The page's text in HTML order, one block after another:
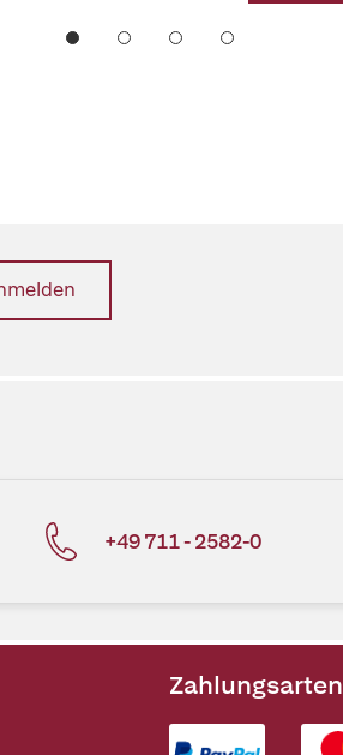
+49 711 - 2582-0
Zahlungsarten